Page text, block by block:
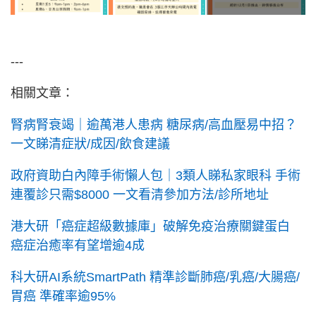
---
相關文章：
腎病腎衰竭｜逾萬港人患病 糖尿病/高血壓易中招？
一文睇清症狀/成因/飲食建議
政府資助白內障手術懶人包｜3類人睇私家眼科 手術
連覆診只需$8000 一文看清參加方法/診所地址
港大研「癌症超級數據庫」破解免疫治療關鍵蛋白
癌症治癒率有望增逾4成
科大研AI系統SmartPath 精準診斷肺癌/乳癌/大腸癌/
胃癌 準確率逾95%